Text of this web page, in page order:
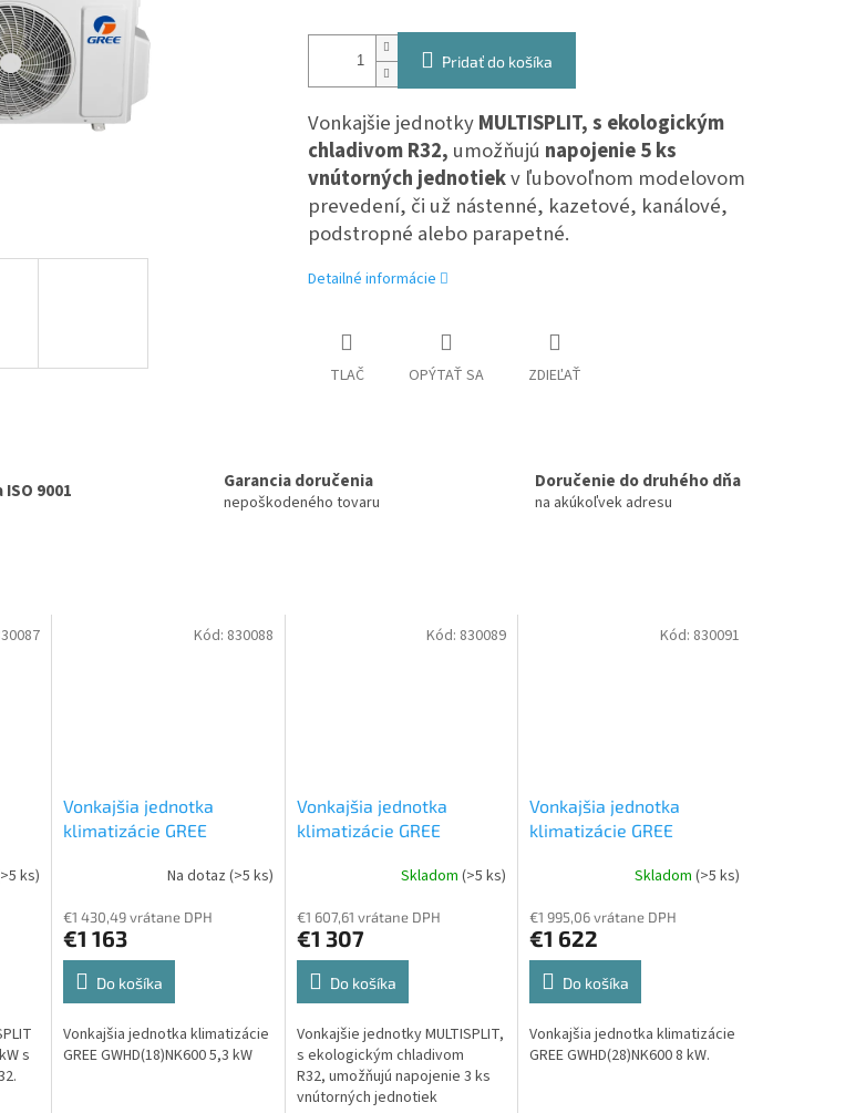
Pridať do košíka
Vonkajšie jednotkyMULTISPLIT, s ekologickým
chladivom R32, umožňujú napojenie 5 ks
vnútorných jednotiekv ľubovoľnom modelovom
prevedení, či už nástenné, kazetové, kanálové,
podstropné alebo parapetné.
Detailné informácie
TLAČ OPÝTAŤ SA ZDIEĽAŤ
9001 Garancia doručenia
nepoškodeného tovaru
Doručenie do druhého dňa
na akúkoľvek adresu
ks)
s
Vonkajšia jednotka
klimatizácie GREE
Vonkajšia jednotka
Na dotaz (>5 ks)
€1 430,49 vrátane DPH
€1 163
Do košíka
Vonkajšia jednotka klimatizácie
GREE GWHD(18)NK600 5,3 kW
Kód: 830088
Vonkajšia jednotka
klimatizácie GREE
Vonkajšia jednotka
Skladom(>5 ks)
€1 607,61 vrátane DPH
€1 307
Do košíka
Vonkajšie jednotky MULTISPLIT,
s ekologickým chladivom
R32, umožňujú napojenie 3 ks
vnútorných jednotiek
Kód: 830089
Vonkajšia jednotka
klimatizácie GREE
Vonkajšia jednotka
Skladom (>5 ks)
€1 995,06 vrátane DPH
€1 622
Do košíka
Vonkajšia jednotka klimatizácie
GREE GWHD(28)NK600 8 kW.
Kód: 830091